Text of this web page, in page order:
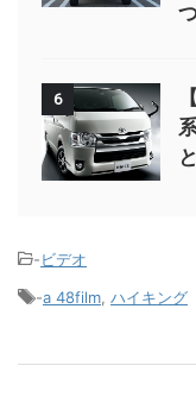
6
-ビデオ
-a 48film ハイキング